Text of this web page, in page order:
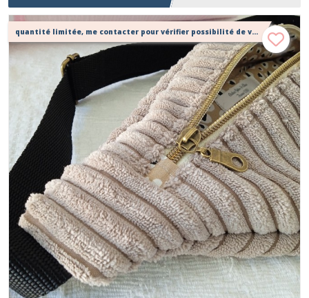
quantité limitée, me contacter pour vérifier possibilité de votre confection